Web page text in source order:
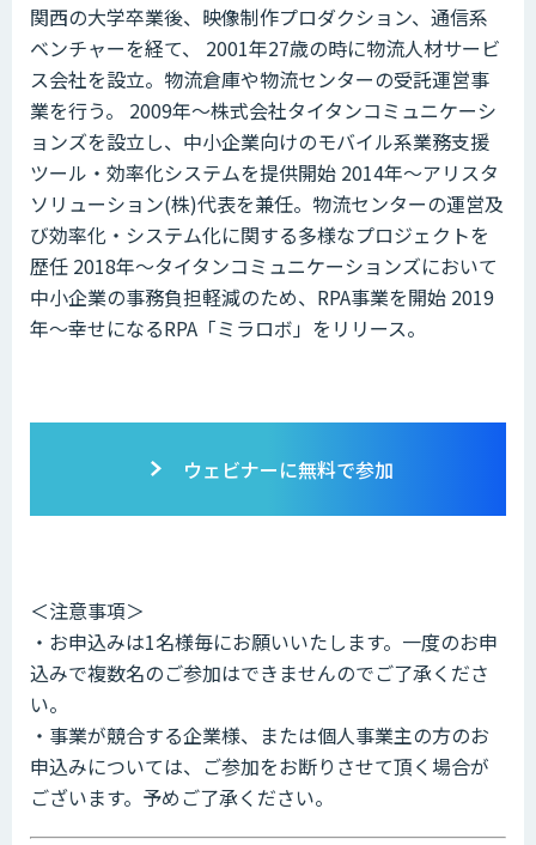
関西の大学卒業後、映像制作プロダクション、通信系
ベンチャーを経て、 2001年27歳の時に物流人材サービ
ス会社を設立。物流倉庫や物流センターの受託運営事
業を行う。 2009年～株式会社タイタンコミュニケーシ
ョンズを設立し、中小企業向けのモバイル系業務支援
ツール・効率化システムを提供開始 2014年〜アリスタ
ソリューション(株)代表を兼任。物流センターの運営及
び効率化・システム化に関する多様なプロジェクトを
歴任 2018年〜タイタンコミュニケーションズにおいて
中小企業の事務負担軽減のため、RPA事業を開始 2019
年～幸せになるRPA「ミラロボ」をリリース。
ウェビナーに無料で参加
＜注意事項＞
・お申込みは1名様毎にお願いいたします。一度のお申
込みで複数名のご参加はできませんのでご了承くださ
い。
・事業が競合する企業様、または個人事業主の方のお
申込みについては、ご参加をお断りさせて頂く場合が
ございます。予めご了承ください。